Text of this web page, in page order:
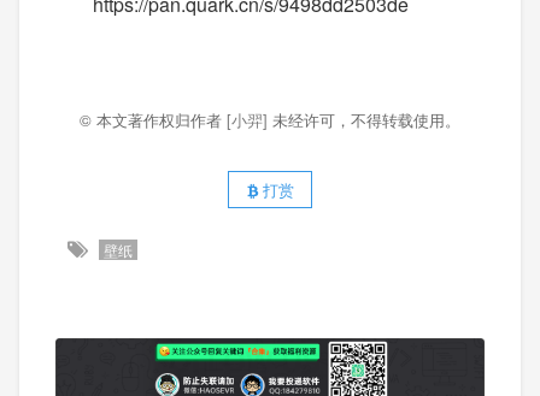
© 本文著作权归作者 [小羿] 未经许可，不得转载使用。
打赏
壁纸